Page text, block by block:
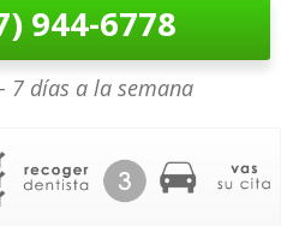
944-6778
7 días a la semana